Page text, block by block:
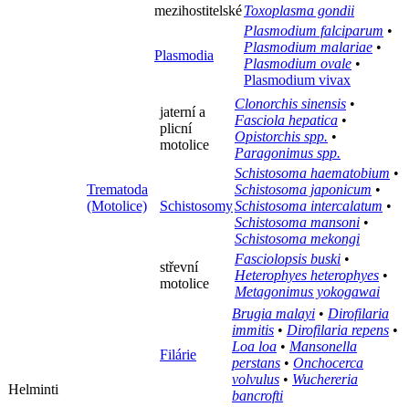
mezihostitelskéToxoplasma gondii
Plasmodia
Plasmodium falciparum •
Plasmodium malariae •
Plasmodium ovale •
Plasmodium vivax
Helminti
Trematoda
(Motolice)
jaterní a
plicní
motolice
Clonorchis sinensis •
Fasciola hepatica •
Opistorchis spp. •
Paragonimus spp.
Schistosomy
Schistosoma haematobium •
Schistosoma japonicum •
Schistosoma intercalatum •
Schistosoma mansoni •
Schistosoma mekongi‎
střevní
motolice
Fasciolopsis buski •
Heterophyes heterophyes •
Metagonimus yokogawai
Filárie
Brugia malayi • Dirofilaria
immitis • Dirofilaria repens •
Loa loa • Mansonella
perstans • Onchocerca
volvulus • Wuchereria
bancrofti